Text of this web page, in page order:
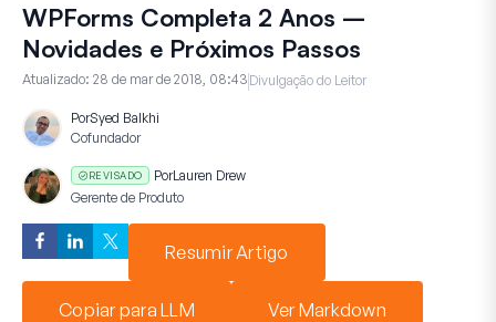
WPForms Completa 2 Anos –
Novidades e Próximos Passos
Atualizado: 28 de mar de 2018, 08:43 Divulgação do Leitor
PorSyed Balkhi
Cofundador
REVISADO PorLauren Drew
Gerente de Produto
Resumir Artigo
Copiar para LLM Ver Markdown